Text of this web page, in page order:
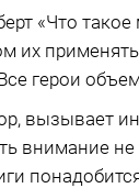
«Что
их
герои
вызывает
внимание